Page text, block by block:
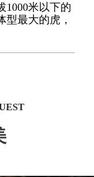
1000米以下的
型最大的虎，